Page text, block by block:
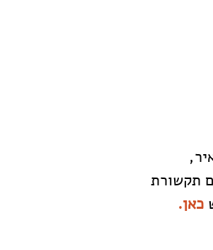
תקשורת
כאן.